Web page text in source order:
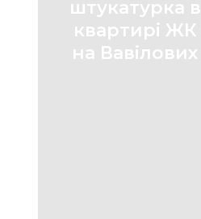
ЖК
на
штукатурка в
квартирі ЖК
на Вавілових